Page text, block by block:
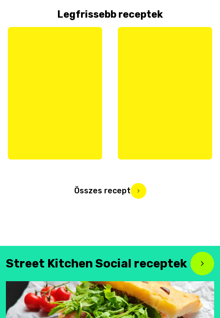
Legfrissebb receptek
Összes recept
Street Kitchen Social receptek